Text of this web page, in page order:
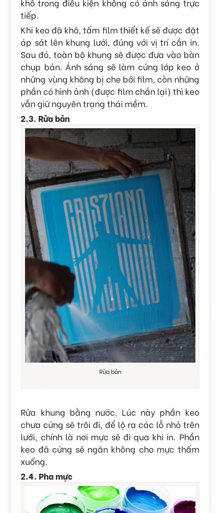
khô trong điều kiện không có ánh sáng trực
tiếp.
Khi keo đã khô, tấm film thiết kế sẽ được đặt
áp sát lên khung lưới, đúng với vị trí cần in.
Sau đó, toàn bộ khung sẽ được đưa vào bàn
chụp bản. Ánh sáng sẽ làm cứng lớp keo ở
những vùng không bị che bởi film, còn những
phần có hình ảnh (được film chắn lại) thì keo
vẫn giữ nguyên trạng thái mềm.
2.3. Rửa bản
Rửa bản
Rửa khung bằng nước. Lúc này phần keo
chưa cứng sẽ trôi đi, để lộ ra các lỗ nhỏ trên
lưới, chính là nơi mực sẽ đi qua khi in. Phần
keo đã cứng sẽ ngăn không cho mực thấm
xuống.
2.4. Pha mực